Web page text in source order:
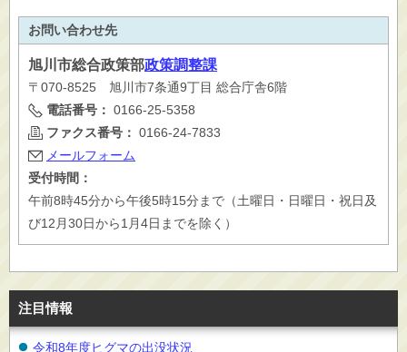
お問い合わせ先
旭川市総合政策部政策調整課
〒070-8525 旭川市7条通9丁目 総合庁舎6階
電話番号： 0166-25-5358
ファクス番号： 0166-24-7833
メールフォーム
受付時間：
午前8時45分から午後5時15分まで（土曜日・日曜日・祝日及
び12月30日から1月4日までを除く）
注目情報
令和8年度ヒグマの出没状況